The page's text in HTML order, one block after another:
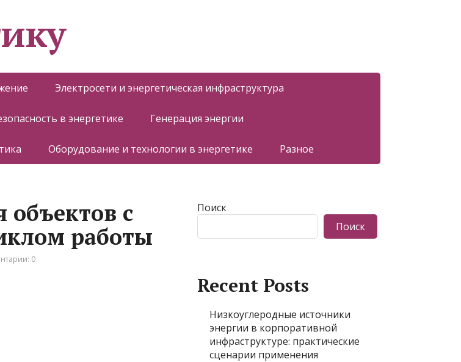
Электросети и энергетическая инфраструктура
в энергетике Генерация энергии
Оборудование и технологии в энергетике Разное
объектов с
работы
0
Поиск
Поиск
Recent Posts
Низкоуглеродные источники
энергии в корпоративной
инфраструктуре: практические
сценарии применения